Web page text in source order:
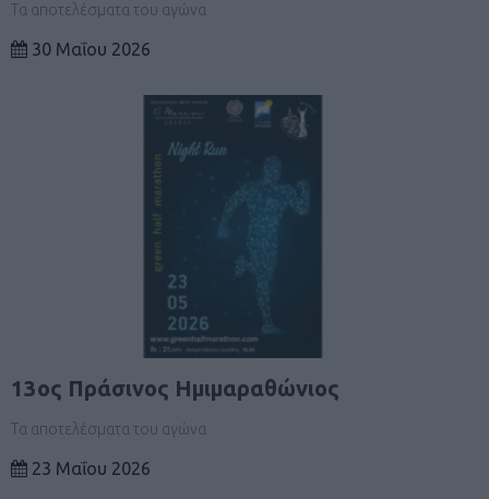
Τα αποτελέσματα του αγώνα
30 Μαΐου 2026
13ος Πράσινος Ημιμαραθώνιος
Τα αποτελέσματα του αγώνα
23 Μαΐου 2026